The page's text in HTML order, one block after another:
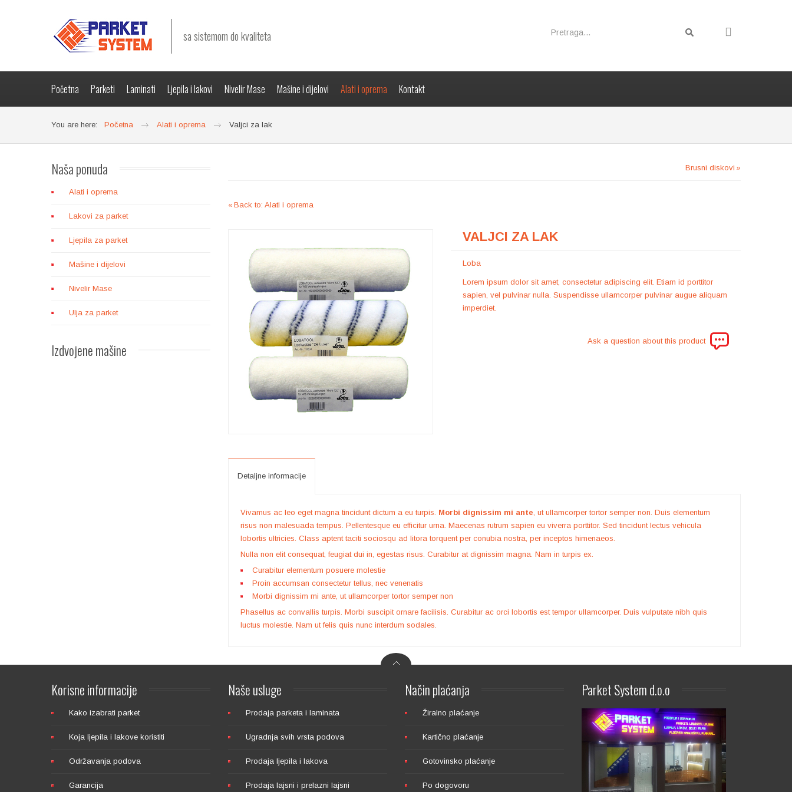
sa sistemom do kvaliteta
Početna Parketi Laminati Ljepila i lakovi Nivelir Mase Mašine i dijelovi Alati i oprema Kontakt
You are here: Početna Alati i oprema Valjci za lak
Brusni diskovi
Back to: Alati i oprema
VALJCI ZA LAK
Loba
Lorem ipsum dolor sit amet, consectetur adipiscing elit. Etiam id porttitor
sapien, vel pulvinar nulla. Suspendisse ullamcorper pulvinar augue aliquam
imperdiet.
Ask a question about this product
Detaljne informacije
Vivamus ac leo eget magna tincidunt dictum a eu turpis. Morbi dignissim mi ante, ut ullamcorper tortor semper non. Duis elementum
risus non malesuada tempus. Pellentesque eu efficitur urna. Maecenas rutrum sapien eu viverra porttitor. Sed tincidunt lectus vehicula
lobortis ultricies. Class aptent taciti sociosqu ad litora torquent per conubia nostra, per inceptos himenaeos.
Nulla non elit consequat, feugiat dui in, egestas risus. Curabitur at dignissim magna. Nam in turpis ex.
Curabitur elementum posuere molestie
Proin accumsan consectetur tellus, nec venenatis
Morbi dignissim mi ante, ut ullamcorper tortor semper non
Phasellus ac convallis turpis. Morbi suscipit ornare facilisis. Curabitur ac orci lobortis est tempor ullamcorper. Duis vulputate nibh quis
luctus molestie. Nam ut felis quis nunc interdum sodales.
Našaponuda
Alati i oprema
Lakovi za parket
Ljepila za parket
Mašine i dijelovi
Nivelir Mase
Ulja za parket
Izdvojenemašine
VALJAK ZA HUMMEL
Korisneinformacije
Kako izabrati parket
Koja ljepila i lakove koristiti
Održavanja podova
Garancija
Našeusluge
Prodaja parketa i laminata
Ugradnja svih vrsta podova
Prodaja ljepila i lakova
Prodaja lajsni i prelazni lajsni
Načinplaćanja
Žiralno plaćanje
Kartično plaćanje
Gotovinsko plaćanje
Po dogovoru
ParketSystem d.o.o